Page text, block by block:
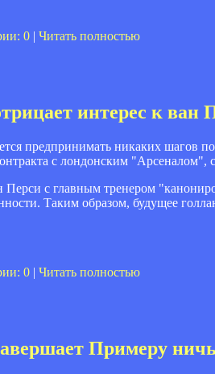
0 | Читать полностью
интерес к ван
предпринимать никаких шагов
с лондонским "Арсеналом",
Перси с главным тренером
Таким образом, будущее
0 | Читать полностью
Примеру